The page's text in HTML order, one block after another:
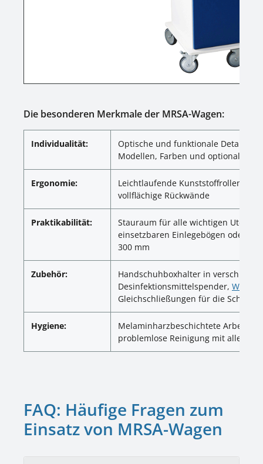
Die besonderen Merkmale der MRSA-Wagen:
Individualität:
Optische und funktionale Details
Modellen, Farben und optionalem
Ergonomie:
Leichtlaufende Kunststoffrollen,
vollflächige Rückwände
Praktikabilität:
Stauraum für alle wichtigen
einsetzbaren Einlegebögen oder
300 mm
Zubehör:
Handschuhboxhalter in
Desinfektionsmittelspender, Warn-
Gleichschließungen für die
Hygiene:
Melaminharzbeschichtete
problemlose Reinigung mit allen
FAQ: Häufige Fragen zum
Einsatz von MRSA-Wagen